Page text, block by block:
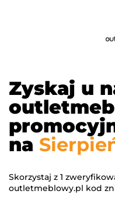
Zyskaj u
na
Skorzystaj z 1
outletmeblowy.pl kod